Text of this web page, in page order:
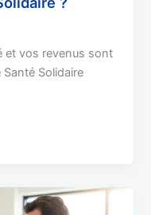
et vos revenus sont
Solidaire